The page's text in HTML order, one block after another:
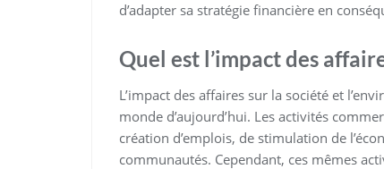
d’adapter sa stratégie financière en
Quel est l’impact des
L’impact des affaires sur la société et
monde d’aujourd’hui. Les activités
création d’emplois, de stimulation de
communautés. Cependant, ces mêmes